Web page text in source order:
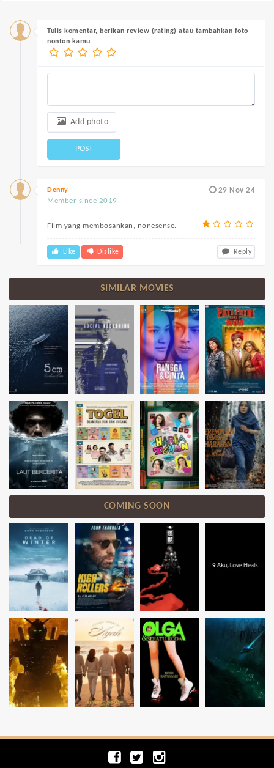
Tulis komentar, berikan review (rating) atau tambahkan foto
nonton kamu
Add photo
POST
29 Nov 24
Denny
Member since 2019
Film yang membosankan, nonesense.
Like Dislike Reply
SIMILAR MOVIES
COMING SOON